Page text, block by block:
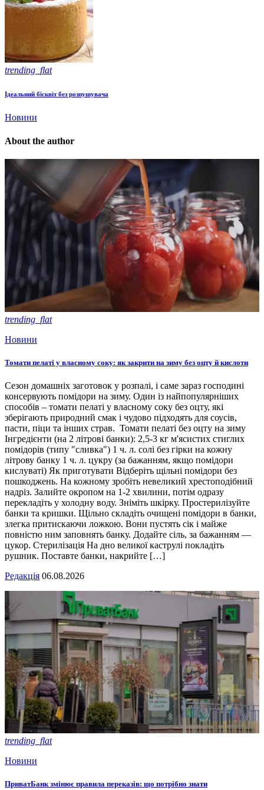
trending_flat
Ідеальний бісквіт без розпушувача
Новини
About the author
trending_flat
Новини
Томати пелаті у власному соку: як закрити на зиму без оцту й кислоти
Сезон домашніх заготовок у розпалі, і саме зараз господині
консервують помідори на зиму. Один із найпопулярніших
способів – томати пелаті у власному соку без оцту, які
зберігають природний смак і чудово підходять для соусів,
пасти, піци та інших страв. Томати пелаті без оцту на зиму
Інгредієнти (на 2 літрові банки): 2,5-3 кг м'ясистих стиглих
помідорів (типу "сливка") 1 ч. л. солі без гірки на кожну
літрову банку 1 ч. л. цукру (за бажанням, якщо помідори
кислуваті) Як приготувати Відберіть щільні помідори без
пошкоджень. На кожному зробіть невеликий хрестоподібний
надріз. Залийте окропом на 1-2 хвилини, потім одразу
перекладіть у холодну воду. Зніміть шкірку. Простерилізуйте
банки та кришки. Щільно складіть очищені помідори в банки,
злегка притискаючи ложкою. Вони пустять сік і майже
повністю ним заповнять банку. Додайте сіль, за бажанням —
цукор. Стерилізація На дно великої каструлі покладіть
рушник. Поставте банки, накрийте […]
Редакція 06.08.2026
trending_flat
Новини
ПриватБанк змінює правила переказів: що потрібно знати